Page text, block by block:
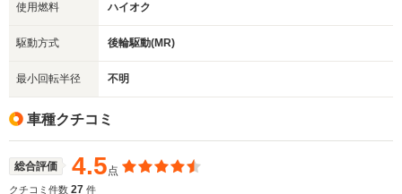
使用燃料 ハイオク
駆動方式 後輪駆動(MR)
最小回転半径 不明
車種クチコミ
総合評価 4.5点
クチコミ件数 27 件